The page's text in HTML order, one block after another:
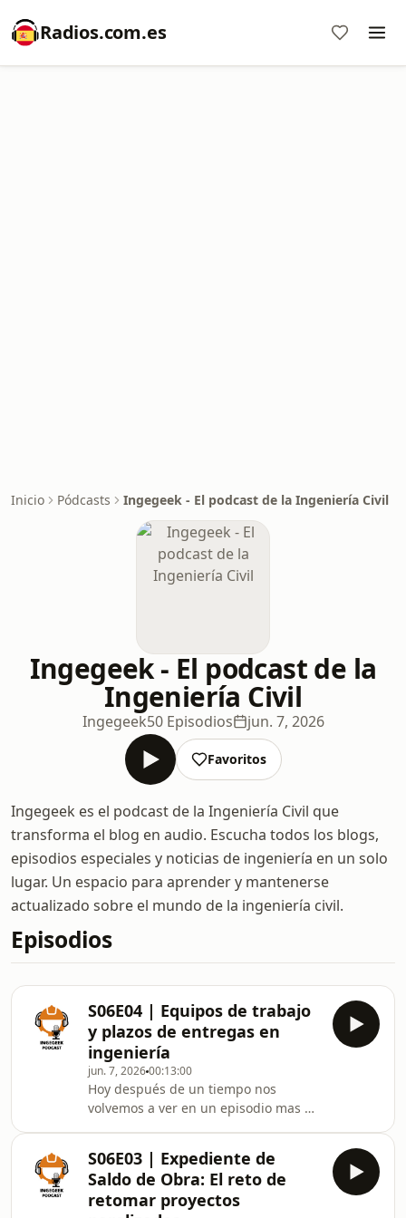
Radios.com.es
Inicio Pódcasts Ingegeek - El podcast de la Ingeniería Civil
Ingegeek - El podcast de la
Ingeniería Civil
Ingegeek50 Episodios jun. 7, 2026
Favoritos
Ingegeek es el podcast de la Ingeniería Civil que
transforma el blog en audio. Escucha todos los blogs,
episodios especiales y noticias de ingeniería en un solo
lugar. Un espacio para aprender y mantenerse
actualizado sobre el mundo de la ingeniería civil.
Episodios
S06E04 | Equipos de trabajo
y plazos de entregas en
ingeniería
jun. 7, 202600:13:00
Hoy después de un tiempo nos
volvemos a ver en un episodio mas de
poco del por que de mi ausencia, en
que vengo trabajando y que retos
están siendo afrontados,
S06E03 | Expediente de
Saldo de Obra: El reto de
retomar proyectos